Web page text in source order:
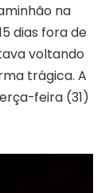
na
dias fora de
voltando
trágica. A
feira (31)